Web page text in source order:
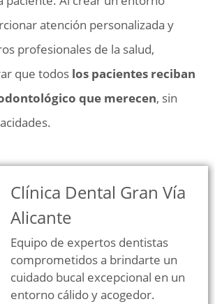
atención personalizada y
profesionales de la salud,
que todos los pacientes reciban
que merecen, sin
Clínica Dental Gran Vía
Alicante
Equipo de expertos dentistas
comprometidos a brindarte un
cuidado bucal excepcional en un
entorno cálido y acogedor.